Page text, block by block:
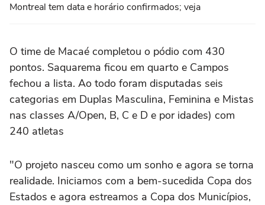
Montreal tem data e horário confirmados; veja
O time de Macaé completou o pódio com 430
pontos. Saquarema ficou em quarto e Campos
fechou a lista. Ao todo foram disputadas seis
categorias em Duplas Masculina, Feminina e Mistas
nas classes A/Open, B, C e D e por idades) com
240 atletas
"O projeto nasceu como um sonho e agora se torna
realidade. Iniciamos com a bem-sucedida Copa dos
Estados e agora estreamos a Copa dos Municípios,